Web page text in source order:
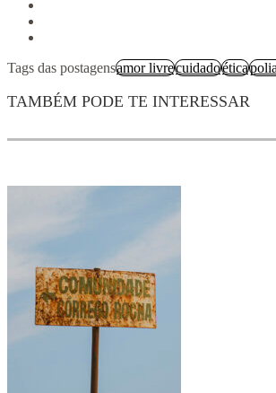
Tags das postagensamor livrecuidadoética
TAMBÉM PODE TE INTERESSAR